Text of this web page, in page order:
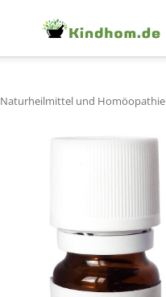
Naturheilmittel und Homöopathie